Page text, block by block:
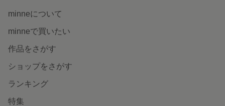
minneについて
minneで買いたい
作品をさがす
ショップをさがす
ランキング
特集